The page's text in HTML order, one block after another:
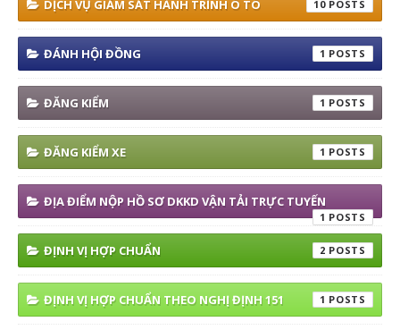
DỊCH VỤ GIÁM SÁT HÀNH TRÌNH Ô TÔ 10
ĐÁNH HỘI ĐỒNG 1
ĐĂNG KIỂM 1
ĐĂNG KIỂM XE 1
ĐỊA ĐIỂM NỘP HỒ SƠ DKKD VẬN TẢI TRỰC TUYẾN
1
ĐỊNH VỊ HỢP CHUẨN 2
ĐỊNH VỊ HỢP CHUẨN THEO NGHỊ ĐỊNH 151 1